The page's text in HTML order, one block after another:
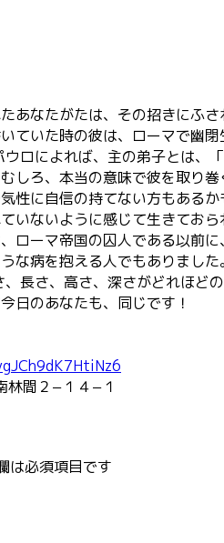
あなたがたは、その招きにふ
いた時の彼は、ローマで幽
ロによれば、主の弟子とは
しろ、本当の意味で彼を取り
性に自信の持てない方もある
いないように感じて生きてお
ローマ帝国の囚人である以前
な病を抱える人でもありまし
長さ、高さ、深さがどれほ
日のあなたも、同じです！
林間２−１４−１
は必須項目です